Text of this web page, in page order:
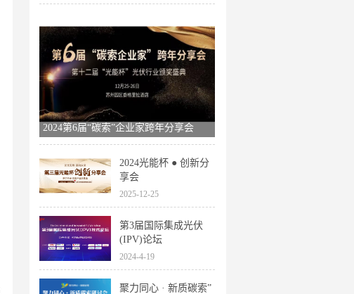
2024第6届“碳索”企业家跨年分享会
2024光能杯 ● 创新分
享会
2025-12-25
第3届国际集成光伏
(IPV)论坛
2024-4-19
聚力同心 · 新质碳索”